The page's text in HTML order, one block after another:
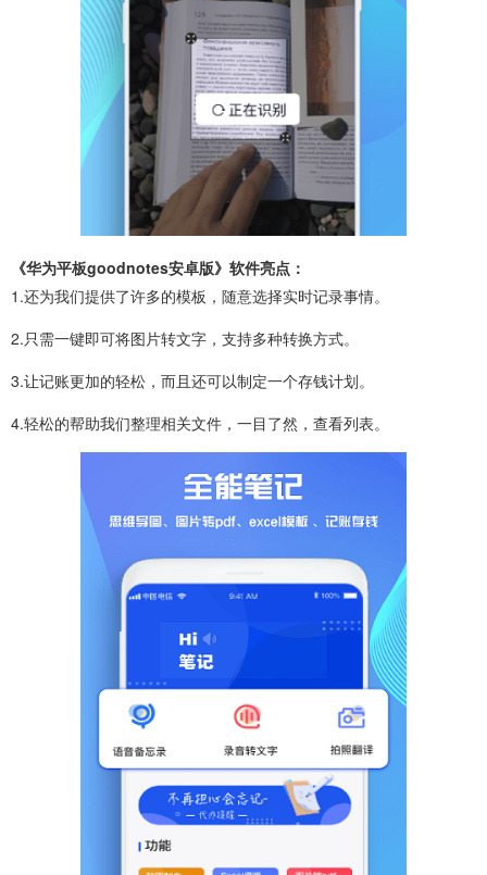
《华为平板goodnotes安卓版》软件亮点：
1.还为我们提供了许多的模板，随意选择实时记录事情。
2.只需一键即可将图片转文字，支持多种转换方式。
3.让记账更加的轻松，而且还可以制定一个存钱计划。
4.轻松的帮助我们整理相关文件，一目了然，查看列表。